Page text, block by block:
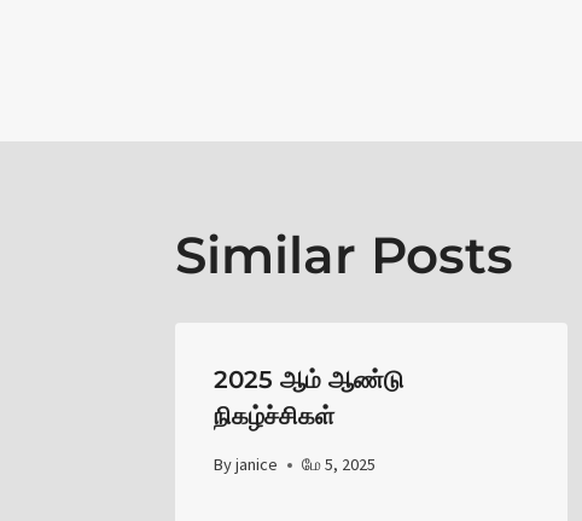
Similar Posts
2025 ஆம் ஆண்டு
நிகழ்ச்சிகள்
Byjanice மே 5, 2025